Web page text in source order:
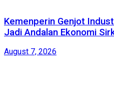
Kemenperin Genjot
Jadi Andalan Ekonomi
August 7, 2026